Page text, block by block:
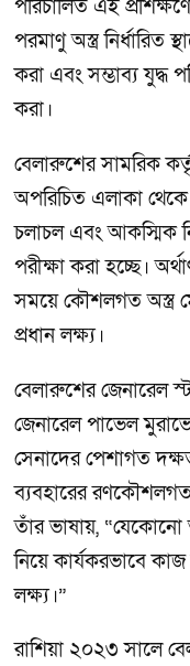
পরিচালিত এই
পরমাণু অস্ত্র
করা এবং সম্ভাব্য যুদ্ধ
করা।
বেলারুশের সামরিক
অপরিচিত এলাকা থেকে
চলাচল এবং আকস্মিক
পরীক্ষা করা হচ্ছে।
সময়ে কৌশলগত অস্ত্র
প্রধান লক্ষ্য।
বেলারুশের জেনারেল
জেনারেল পাভেল
সেনাদের পেশাগত
ব্যবহারের রণকৌশলগত
তাঁর ভাষায়, “যেকোনো
নিয়ে কার্যকরভাবে
লক্ষ্য।”
রাশিয়া ২০২৩ সালে